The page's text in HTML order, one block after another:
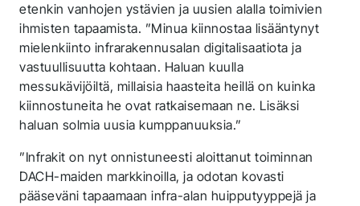
etenkin vanhojen ystävien ja uusien alalla toimivien
ihmisten tapaamista. ”Minua kiinnostaa lisääntynyt
mielenkiinto infrarakennusalan digitalisaatiota ja
vastuullisuutta kohtaan. Haluan kuulla
messukävijöiltä, millaisia haasteita heillä on kuinka
kiinnostuneita he ovat ratkaisemaan ne. Lisäksi
haluan solmia uusia kumppanuuksia.”
”Infrakit on nyt onnistuneesti aloittanut toiminnan
DACH-maiden markkinoilla, ja odotan kovasti
pääseväni tapaamaan infra-alan huipputyyppejä ja